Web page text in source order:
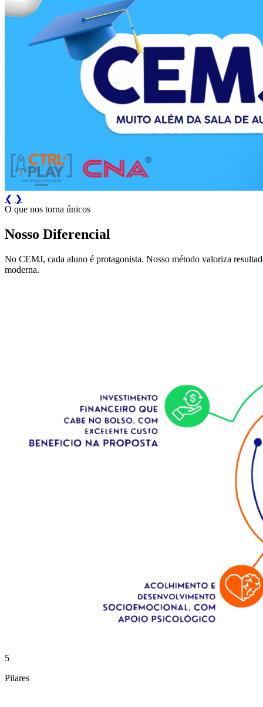
❮ ❯
O que nos torna únicos
Nosso Diferencial
No CEMJ, cada aluno é protagonista. Nosso método valoriza
moderna.
5
Pilares